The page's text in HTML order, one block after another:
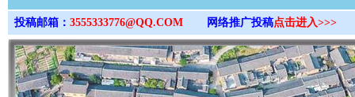
投稿邮箱： 3555333776@QQ.COM 网络推广投稿点击进入>>>